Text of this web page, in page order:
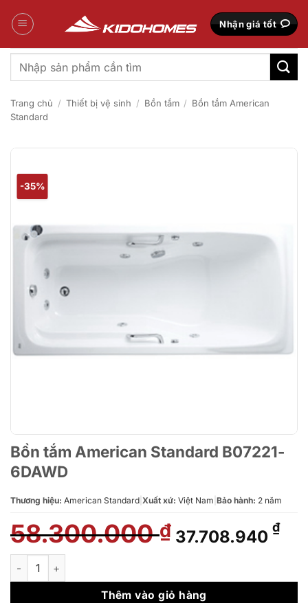
qua
Nhận giá tốt
Tìm
kiếm:
Trang chủ / Thiết bị vệ sinh / Bồn tắm / Bồn tắm American
Standard
-35%
Bồn tắm American Standard B07221-
6DAWD
Thương hiệu: American Standard Xuất xứ: Việt Nam Bảo hành: 2 năm
58.300.000₫ Giá
gốc
58.300.000 ₫.
37.708.940 ₫Giá
là:
Bồn tắm American Standard B07221-6DAWD số lượng
Thêm vào giỏ hàng